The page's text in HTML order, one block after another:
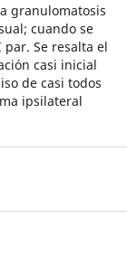
granulomatosis
cuando se
Se resalta el
casi inicial
de casi todos
ipsilateral